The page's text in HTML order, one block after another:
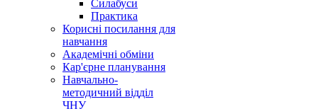
Силабуси
Практика
Корисні посилання для
навчання
Академічні обміни
Кар'єрне планування
Навчально-
методичний відділ
ЧНУ